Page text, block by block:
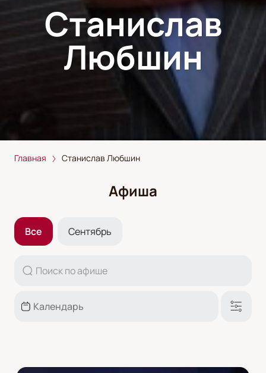
Станислав
Любшин
Главная Станислав Любшин
Афиша
Все Сентябрь